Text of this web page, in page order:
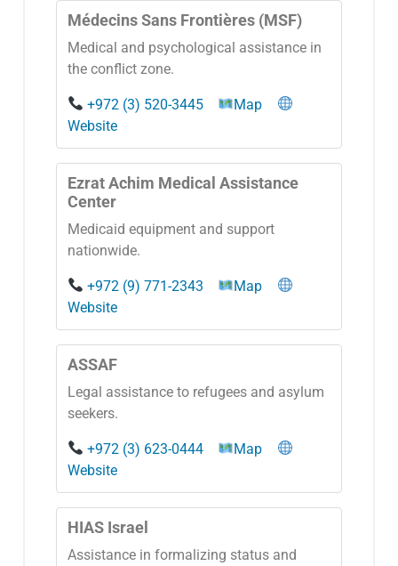
Médecins Sans Frontières (MSF)
Medical and psychological assistance in
the conflict zone.
+972 (3) 520-3445
Map
Website
Ezrat Achim Medical Assistance
Center
Medicaid equipment and support
nationwide.
+972 (9) 771-2343
Map
Website
ASSAF
Legal assistance to refugees and asylum
seekers.
+972 (3) 623-0444
Map
Website
HIAS Israel
Assistance in formalizing status and